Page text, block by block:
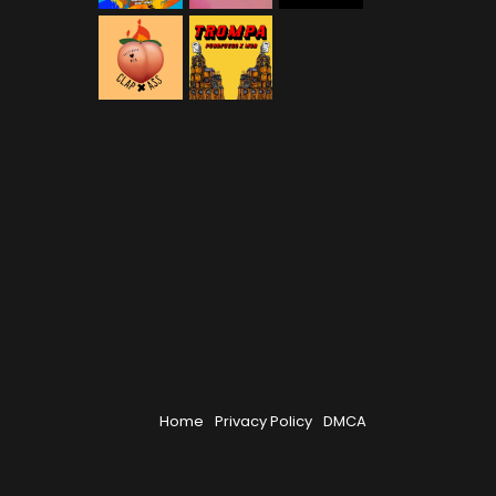
Home Privacy Policy DMCA